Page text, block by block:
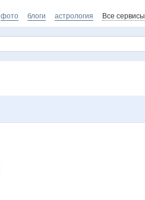
фото блоги астрология Все сервисы